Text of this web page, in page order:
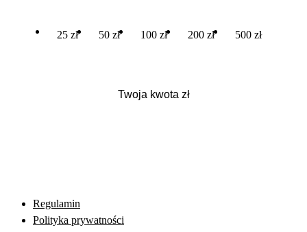
25 zł 50 zł 100 zł 200 zł 500 zł
Regulamin
Polityka prywatności